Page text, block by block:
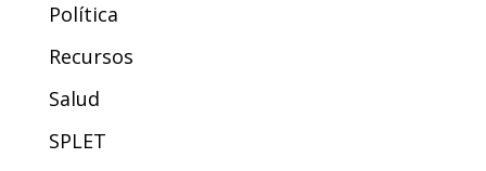
Política
Recursos
Salud
SPLET